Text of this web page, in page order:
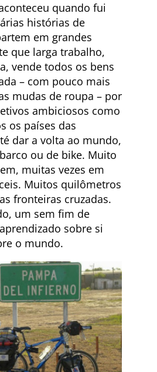
quando fui
histórias de
em grandes
que larga trabalho,
vende todos os bens
– com pouco mais
mudas de roupa – por
ambiciosos como
os países das
dar a volta ao mundo,
ou de bike. Muito
muitas vezes em
Muitos quilômetros
fronteiras cruzadas.
um sem fim de
sobre si
o mundo.